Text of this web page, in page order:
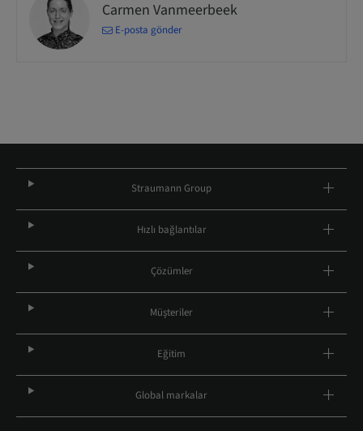
Carmen Vanmeerbeek
E-posta gönder
Straumann Group
Hızlı bağlantılar
Çözümler
Müşteriler
Eğitim
Global markalar